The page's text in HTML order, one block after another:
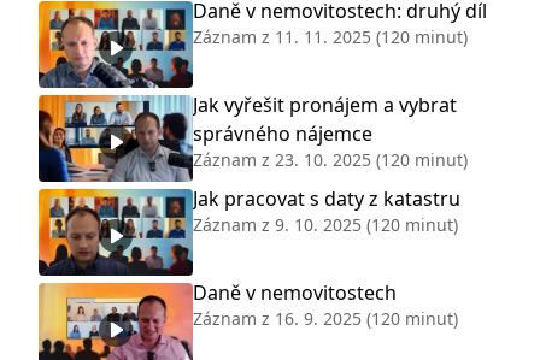
Daně v nemovitostech: druhý díl
Záznam z 11. 11. 2025 (120 minut)
Jak vyřešit pronájem a vybrat
správného nájemce
Záznam z 23. 10. 2025 (120 minut)
Jak pracovat s daty z katastru
Záznam z 9. 10. 2025 (120 minut)
Daně v nemovitostech
Záznam z 16. 9. 2025 (120 minut)